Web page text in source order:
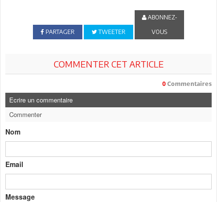
PARTAGER TWEETER
ABONNEZ-
VOUS
COMMENTER CET ARTICLE
0 Commentaires
Ecrire un commentaire
Commenter
Nom
Email
Message